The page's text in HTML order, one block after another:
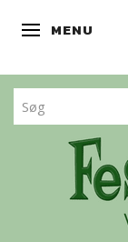
SKIFTE
MENU